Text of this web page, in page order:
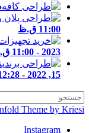
11:00 ق.ظ
2023 - 11:00 ق.ظ
15, 2022 - 12:28 ب.ظ
Enfold Theme by
Instagram